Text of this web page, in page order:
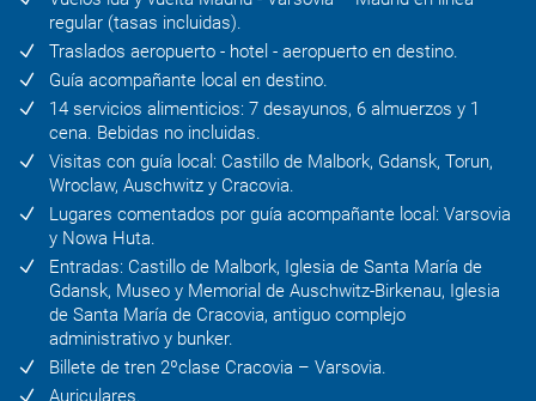
regular (tasas incluidas).
Traslados aeropuerto - hotel - aeropuerto en destino.
Guía acompañante local en destino.
14 servicios alimenticios: 7 desayunos, 6 almuerzos y 1
cena. Bebidas no incluidas.
Visitas con guía local: Castillo de Malbork, Gdansk, Torun,
Wroclaw, Auschwitz y Cracovia.
Lugares comentados por guía acompañante local: Varsovia
y Nowa Huta.
Entradas: Castillo de Malbork, Iglesia de Santa María de
Gdansk, Museo y Memorial de Auschwitz-Birkenau, Iglesia
de Santa María de Cracovia, antiguo complejo
administrativo y bunker.
Billete de tren 2ºclase Cracovia – Varsovia.